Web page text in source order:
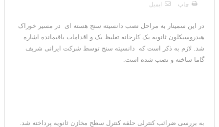
چاپ
ایمیل
در این سمینار به مراحل نصب دانسیته سنج هسته ای در مسیر خوراک
هیدروسیکلون ثانویه یک کارخانه تغلیظ یک و اقدامات باقیمانده اشاره
شد. لازم به ذکر است که دانسیته سنج توسط شرکت ایرانی شریف
گاما ساخته و نصب شده است.
به بررسی ضرائب کنترلی حلقه کنترل سطح مخازن ثانویه پرداخته شد.